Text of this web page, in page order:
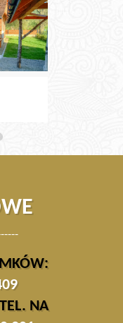
NA